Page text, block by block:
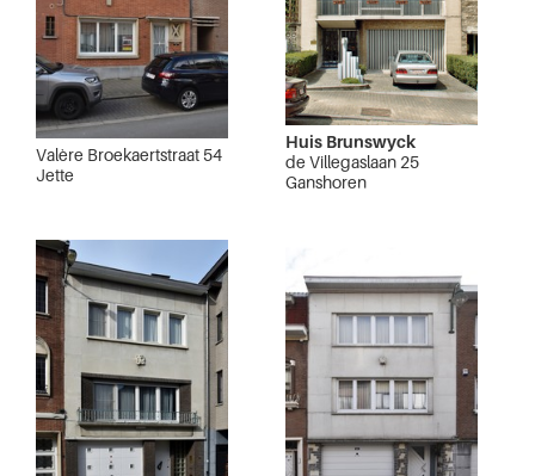
Valère Broekaertstraat 54
Jette
Huis Brunswyck
de Villegaslaan 25
Ganshoren